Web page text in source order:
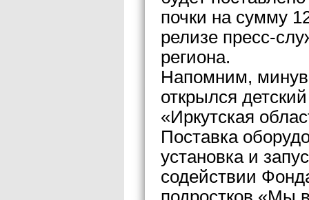
почки на сумму
релизе пресс-
региона.
Напомним,
открылся
«Иркутская
Поставка
установка и
содействии